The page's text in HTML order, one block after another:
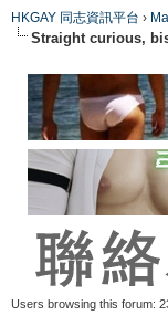
HKGAY 同志資訊平台 ›
Straight curious,
Users browsing this forum: